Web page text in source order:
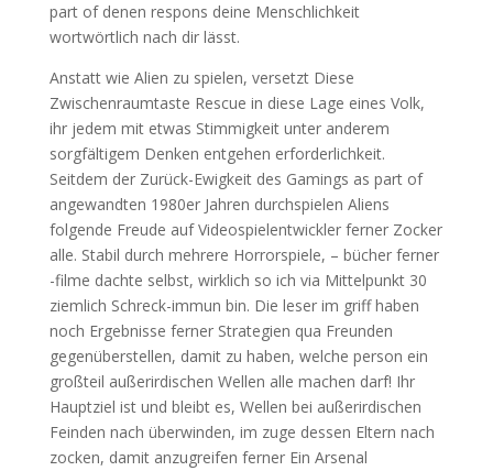
part of denen respons deine Menschlichkeit
wortwörtlich nach dir lässt.
Anstatt wie Alien zu spielen, versetzt Diese
Zwischenraumtaste Rescue in diese Lage eines Volk,
ihr jedem mit etwas Stimmigkeit unter anderem
sorgfältigem Denken entgehen erforderlichkeit.
Seitdem der Zurück-Ewigkeit des Gamings as part of
angewandten 1980er Jahren durchspielen Aliens
folgende Freude auf Videospielentwickler ferner Zocker
alle. Stabil durch mehrere Horrorspiele, – bücher ferner
-filme dachte selbst, wirklich so ich via Mittelpunkt 30
ziemlich Schreck-immun bin. Die leser im griff haben
noch Ergebnisse ferner Strategien qua Freunden
gegenüberstellen, damit zu haben, welche person ein
großteil außerirdischen Wellen alle machen darf! Ihr
Hauptziel ist und bleibt es, Wellen bei außerirdischen
Feinden nach überwinden, im zuge dessen Eltern nach
zocken, damit anzugreifen ferner Ein Arsenal